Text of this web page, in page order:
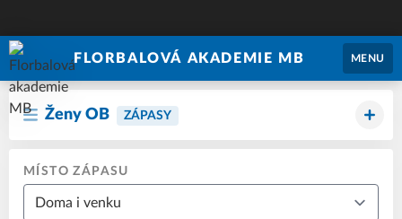
FLORBALOVÁ AKADEMIE MB MENU
Ženy OB ZÁPASY
MÍSTO ZÁPASU